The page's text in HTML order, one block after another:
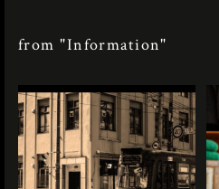
from "Information"